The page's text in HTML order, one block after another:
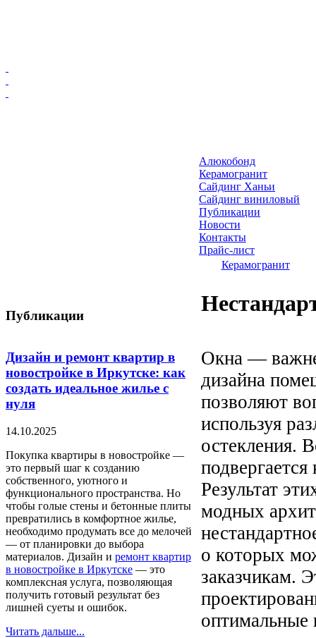
Публикации
Дизайн и ремонт квартир в
новостройке в Иркутске: как
создать идеальное жилье с
нуля
14.10.2025
Покупка квартиры в новостройке —
это первый шаг к созданию
собственного, уютного и
функционального пространства. Но
чтобы голые стены и бетонные плиты
превратились в комфортное жилье,
необходимо продумать все до мелочей
— от планировки до выбора
материалов. Дизайн и ремонт квартир
в новостройке в Иркутске — это
комплексная услуга, позволяющая
получить готовый результат без
лишней суеты и ошибок.
Читать дальше...
Алюкобонд
Керамогранит
Сайдинг Ханьи
Сайдинг виниловый
Публикации
Новости
Контакты
Прайс-лист
Керамогранит
Окна —
дизайна
позволяют
используя
остекления.
Результат
модных
о которых
заказчикам.
оптимальные